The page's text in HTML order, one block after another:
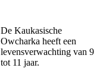
De Kaukasische
Owcharka heeft een
levensverwachting van 9
tot 11 jaar.